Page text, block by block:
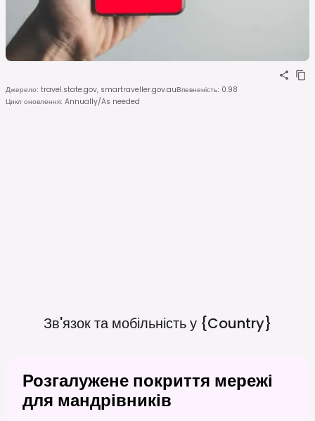
Джерело: travel.state.gov, smartraveller.gov.auВпевненість: 0.98
Цикл оновлення: Annually/As needed
Зв'язок та мобільність у {country}
Розгалужене покриття мережі
для мандрівників